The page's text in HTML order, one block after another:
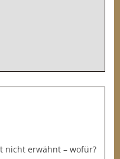
nicht erwähnt – wofür?